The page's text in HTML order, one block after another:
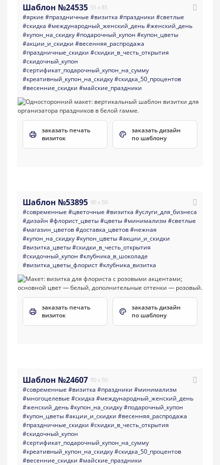
Шаблон №24535 55 x 85
#яркие #праздничные #визитка #праздники #светлые
#скидка #международный_женский_день#женский_день
#купон_на_скидку#подарочный_купон #купон_цветы
#акции_и_скидки #весенняя_распродажа
#праздничные_скидки #скидки_в_честь_открытия
#скидочный_купон
#сертификат_подарочный_купон_на_сумму
#креативный_купон_на_скидку#скидка_50_процентов
#весенние_скидки #майские_праздники
заказать печать
визиток
заказать дизайн
по шаблону
Шаблон №53895 90 x 50
#современные #цветочные #визитка #услуги_для_бизнеса
#дизайн #флорист_цветы#цветы#минимализм #светлые
#магазин_цветов#доставка_цветов#нежная
#купон_на_скидку#купон_цветы#акции_и_скидки
#визитка_цветы#скидки_в_честь_открытия
#скидочный_купон #клубника_в_шоколаде
#визитка_цветы_флорист#клубника_визитка
заказать печать
визиток
заказать дизайн
по шаблону
Шаблон №24607 90 x 50
#современные #визитка #праздники #минимализм
#многоцелевые #скидка #международный_женский_день
#женский_день#купон_на_скидку#подарочный_купон
#купон_цветы#акции_и_скидки #весенняя_распродажа
#праздничные_скидки #скидки_в_честь_открытия
#скидочный_купон
#сертификат_подарочный_купон_на_сумму
#креативный_купон_на_скидку#скидка_50_процентов
#весенние_скидки #майские_праздники